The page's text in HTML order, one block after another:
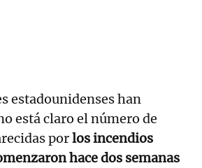
estadounidenses han
está claro el número de
porlos incendios
hace dos semanas